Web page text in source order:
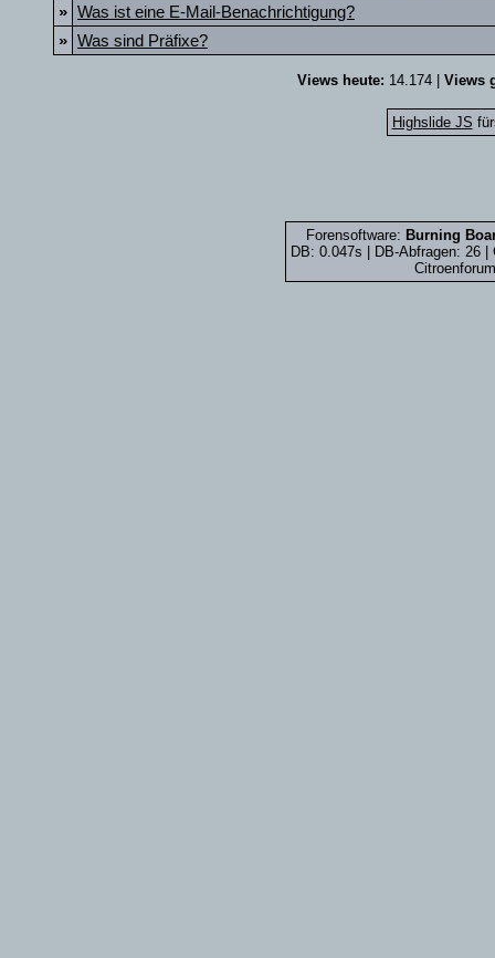
» Was ist eine E-Mail-Benachrichtigung?
» Was sind Präfixe?
Views heute: 14.174 | Views
Highslide JS
Forensoftware: Burning
DB: 0.047s | DB-Abfragen: 26